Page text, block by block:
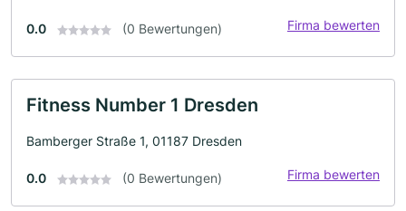
0.0 (0 Bewertungen) Firma bewerten
Fitness Number 1 Dresden
Bamberger Straße 1, 01187 Dresden
0.0 (0 Bewertungen) Firma bewerten